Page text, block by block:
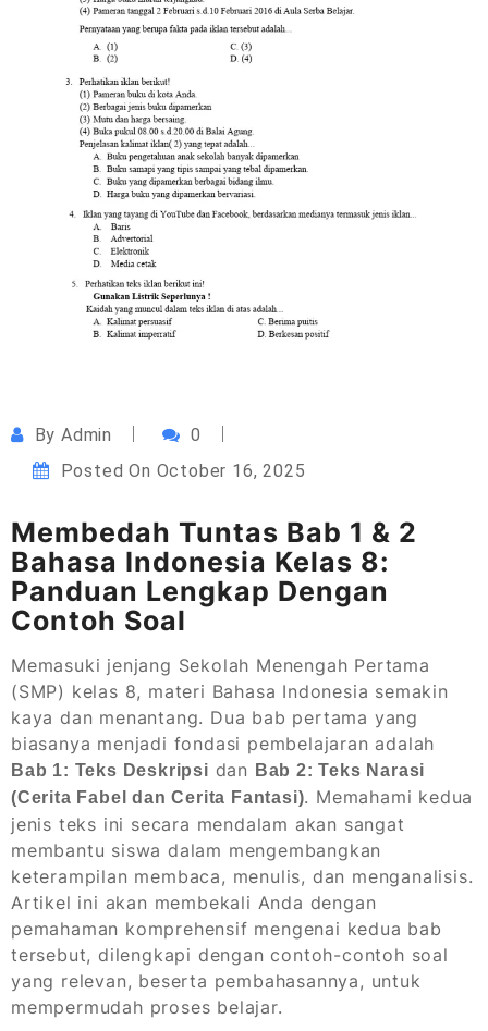
ByAdmin
0
Posted On October 16, 2025
Membedah Tuntas Bab 1 & 2
Bahasa Indonesia Kelas 8:
Panduan Lengkap Dengan
Contoh Soal
Memasuki jenjang Sekolah Menengah Pertama
(SMP) kelas 8, materi Bahasa Indonesia semakin
kaya dan menantang. Dua bab pertama yang
biasanya menjadi fondasi pembelajaran adalah
Bab 1: Teks Deskripsi dan
Bab 2: Teks Narasi
(Cerita Fabel dan Cerita Fantasi). Memahami kedua
jenis teks ini secara mendalam akan sangat
membantu siswa dalam mengembangkan
keterampilan membaca, menulis, dan menganalisis.
Artikel ini akan membekali Anda dengan
pemahaman komprehensif mengenai kedua bab
tersebut, dilengkapi dengan contoh-contoh soal
yang relevan, beserta pembahasannya, untuk
mempermudah proses belajar.